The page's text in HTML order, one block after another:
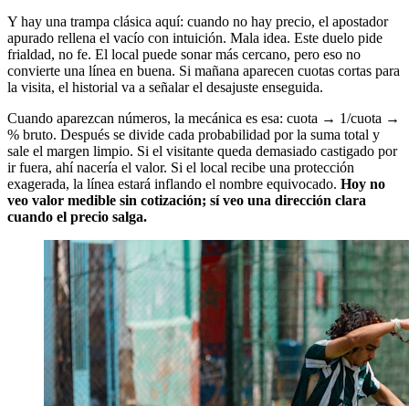
Y hay una trampa clásica aquí: cuando no hay precio, el apostador
apurado rellena el vacío con intuición. Mala idea. Este duelo pide
frialdad, no fe. El local puede sonar más cercano, pero eso no
convierte una línea en buena. Si mañana aparecen cuotas cortas para
la visita, el historial va a señalar el desajuste enseguida.
Cuando aparezcan números, la mecánica es esa: cuota → 1/cuota →
% bruto. Después se divide cada probabilidad por la suma total y
sale el margen limpio. Si el visitante queda demasiado castigado por
ir fuera, ahí nacería el valor. Si el local recibe una protección
exagerada, la línea estará inflando el nombre equivocado. Hoy no
veo valor medible sin cotización; sí veo una dirección clara
cuando el precio salga.